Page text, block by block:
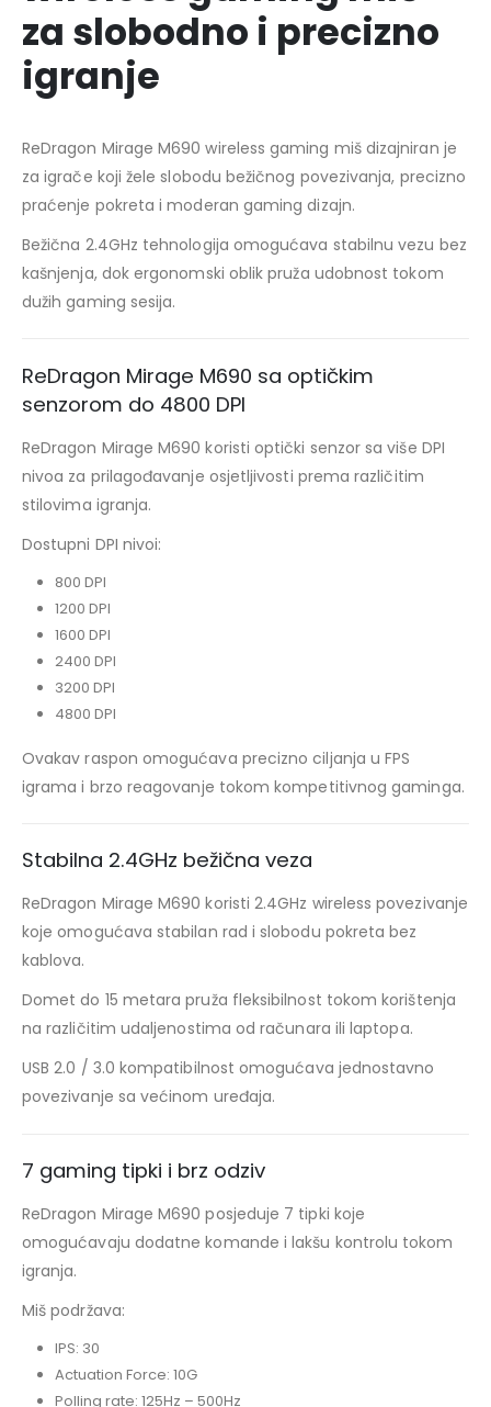
za slobodno i precizno
igranje
ReDragon Mirage M690 wireless gaming miš dizajniran je
za igrače koji žele slobodu bežičnog povezivanja, precizno
praćenje pokreta i moderan gaming dizajn.
Bežična 2.4GHz tehnologija omogućava stabilnu vezu bez
kašnjenja, dok ergonomski oblik pruža udobnost tokom
dužih gaming sesija.
ReDragon Mirage M690 sa optičkim
senzorom do 4800 DPI
ReDragon Mirage M690 koristi optički senzor sa više DPI
nivoa za prilagođavanje osjetljivosti prema različitim
stilovima igranja.
Dostupni DPI nivoi:
800 DPI
1200 DPI
1600 DPI
2400 DPI
3200 DPI
4800 DPI
Ovakav raspon omogućava precizno ciljanja u FPS
igrama i brzo reagovanje tokom kompetitivnog gaminga.
Stabilna 2.4GHz bežična veza
ReDragon Mirage M690 koristi 2.4GHz wireless povezivanje
koje omogućava stabilan rad i slobodu pokreta bez
kablova.
Domet do 15 metara pruža fleksibilnost tokom korištenja
na različitim udaljenostima od računara ili laptopa.
USB 2.0 / 3.0 kompatibilnost omogućava jednostavno
povezivanje sa većinom uređaja.
7 gaming tipki i brz odziv
ReDragon Mirage M690 posjeduje 7 tipki koje
omogućavaju dodatne komande i lakšu kontrolu tokom
igranja.
Miš podržava:
IPS: 30
Actuation Force: 10G
Polling rate: 125Hz – 500Hz